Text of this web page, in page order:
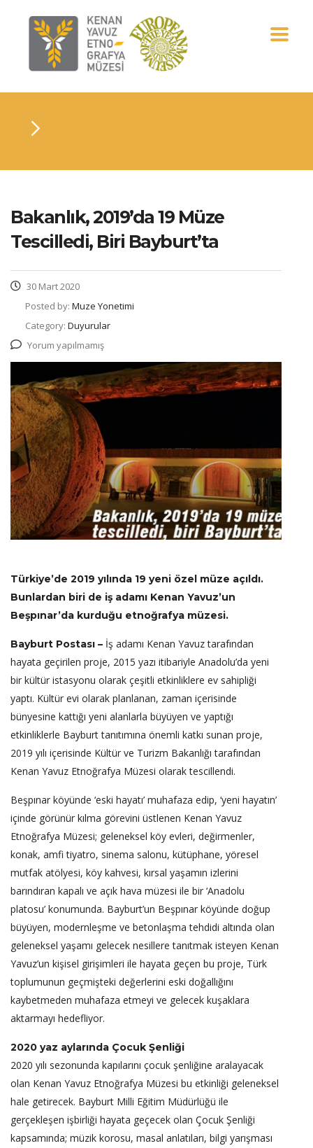
Bakanlık, 2019’da 19 Müze
Tescilledi, Biri Bayburt’ta
30 Mart 2020
Posted by: Muze Yonetimi
Category: Duyurular
Yorum yapılmamış
Türkiye’de 2019 yılında 19 yeni özel müze açıldı.
Bunlardan biri de iş adamı Kenan Yavuz’un
Beşpınar’da kurduğu etnoğrafya müzesi.
Bayburt Postası – İş adamı Kenan Yavuz tarafından
hayata geçirilen proje, 2015 yazı itibariyle Anadolu’da yeni
bir kültür istasyonu olarak çeşitli etkinliklere ev sahipliği
yaptı. Kültür evi olarak planlanan, zaman içerisinde
bünyesine kattığı yeni alanlarla büyüyen ve yaptığı
etkinliklerle Bayburt tanıtımına önemli katkı sunan proje,
2019 yılı içerisinde Kültür ve Turizm Bakanlığı tarafından
Kenan Yavuz Etnoğrafya Müzesi olarak tescillendi.
Beşpınar köyünde ‘eski hayatı’ muhafaza edip, ‘yeni hayatın’
içinde görünür kılma görevini üstlenen Kenan Yavuz
Etnoğrafya Müzesi; geleneksel köy evleri, değirmenler,
konak, amfi tiyatro, sinema salonu, kütüphane, yöresel
mutfak atölyesi, köy kahvesi, kırsal yaşamın izlerini
barındıran kapalı ve açık hava müzesi ile bir ‘Anadolu
platosu’ konumunda. Bayburt’un Beşpınar köyünde doğup
büyüyen, modernleşme ve betonlaşma tehdidi altında olan
geleneksel yaşamı gelecek nesillere tanıtmak isteyen Kenan
Yavuz’un kişisel girişimleri ile hayata geçen bu proje, Türk
toplumunun geçmişteki değerlerini eski doğallığını
kaybetmeden muhafaza etmeyi ve gelecek kuşaklara
aktarmayı hedefliyor.
2020 yaz aylarında Çocuk Şenliği
2020 yılı sezonunda kapılarını çocuk şenliğine aralayacak
olan Kenan Yavuz Etnoğrafya Müzesi bu etkinliği geleneksel
hale getirecek. Bayburt Milli Eğitim Müdürlüğü ile
gerçekleşen işbirliği hayata geçecek olan Çocuk Şenliği
kapsamında; müzik korosu, masal anlatıları, bilgi yarışması